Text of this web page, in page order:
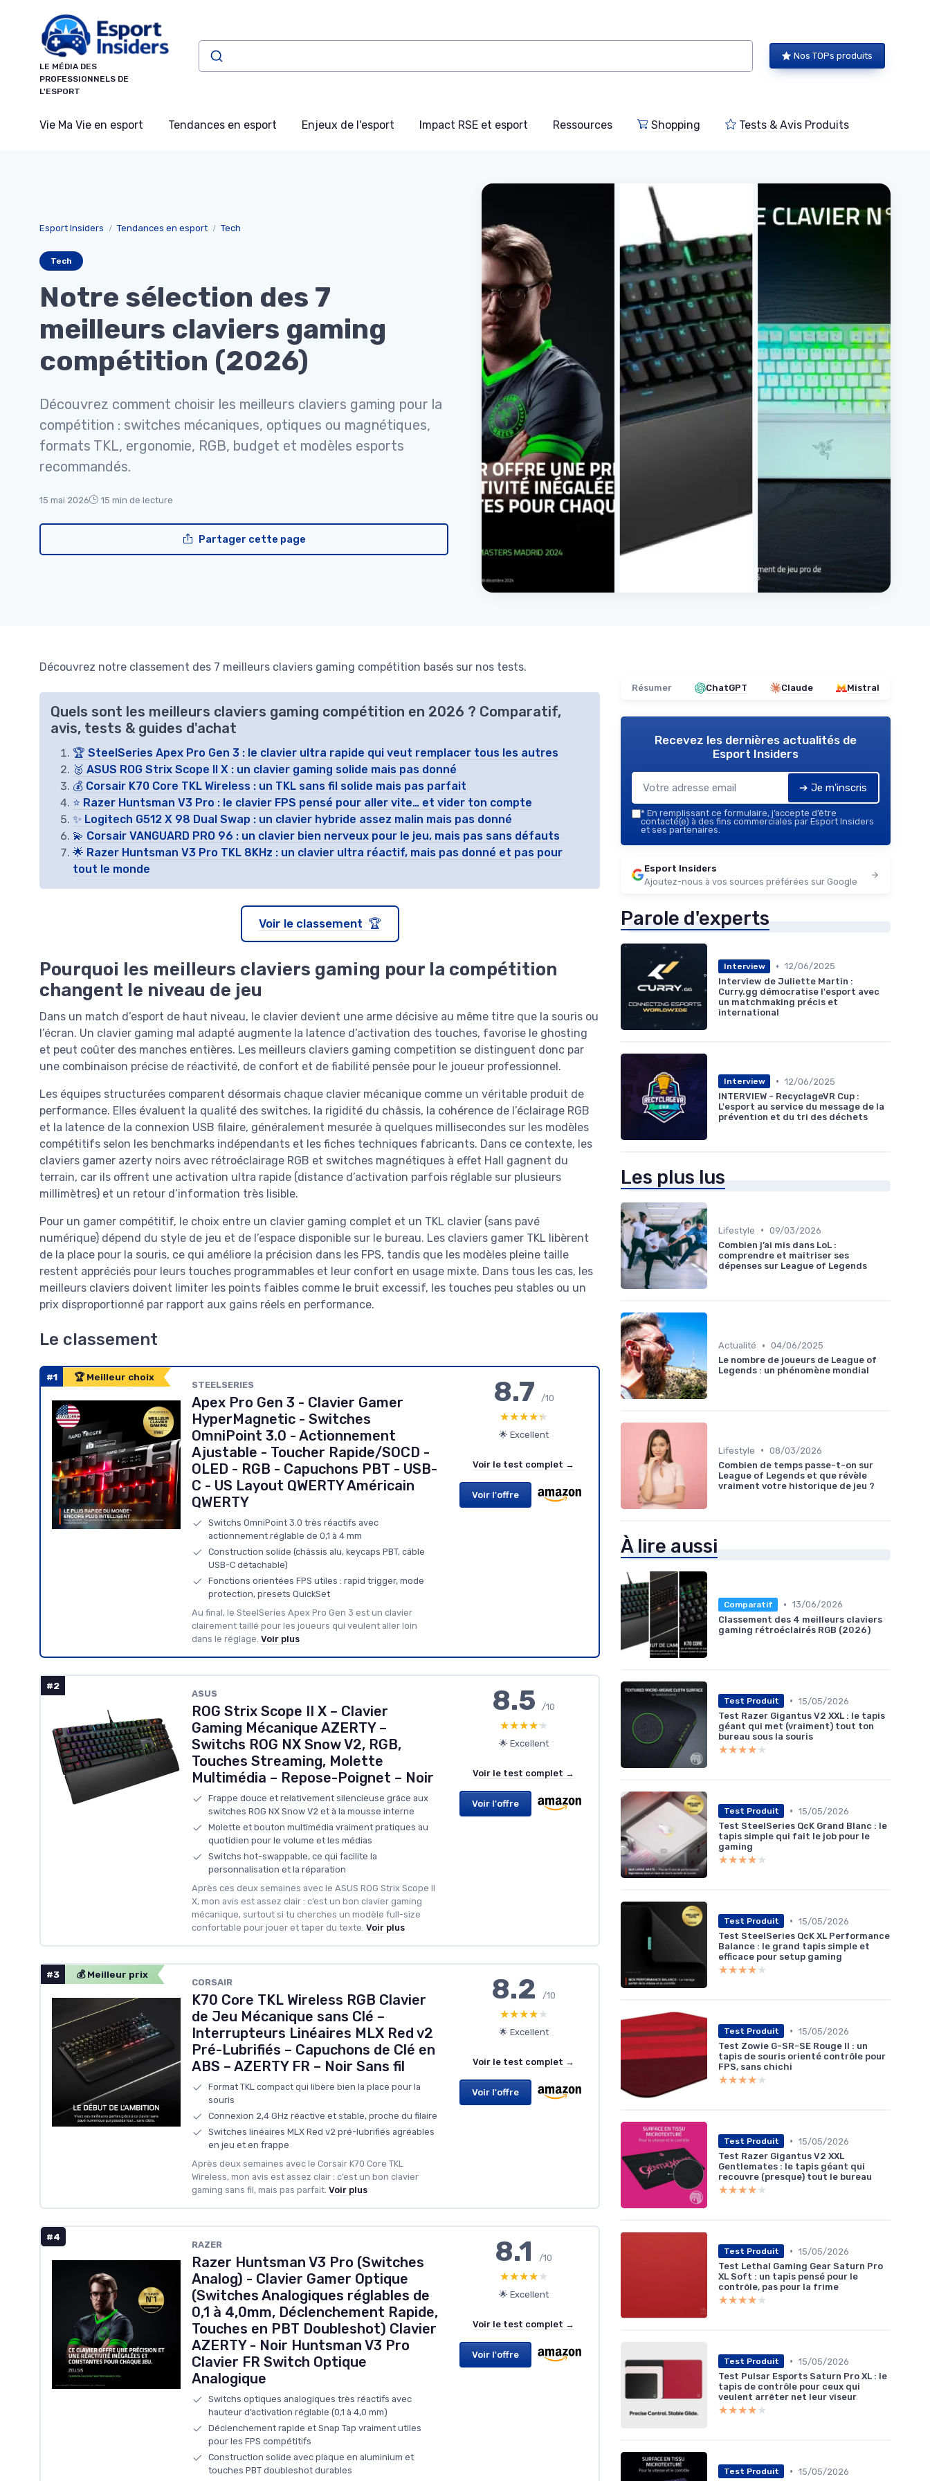
LE MÉDIA DES
PROFESSIONNELS DE
L'ESPORT
Nos TOPs produits
Vie Ma Vie en esport Tendances en esport Enjeux de l'esport Impact RSE et esport Ressources Shopping Tests & Avis Produits
Esport Insiders Tendances en esport Tech
Tech
Notre sélection des 7
meilleurs claviers gaming
compétition (2026)
Découvrez comment choisir les meilleurs claviers gaming pour la
compétition : switches mécaniques, optiques ou magnétiques,
formats TKL, ergonomie, RGB, budget et modèles esports
recommandés.
15 mai 2026 15 min de lecture
Partager cette page
Découvrez notre classement des 7 meilleurs claviers gaming compétition basés sur nos tests.
Quels sont les meilleurs claviers gaming compétition en 2026 ? Comparatif,
avis, tests & guides d'achat
🏆 SteelSeries Apex Pro Gen 3 : le clavier ultra rapide qui veut remplacer tous les autres
🥈 ASUS ROG Strix Scope II X : un clavier gaming solide mais pas donné
💰 Corsair K70 Core TKL Wireless : un TKL sans fil solide mais pas parfait
⭐ Razer Huntsman V3 Pro : le clavier FPS pensé pour aller vite… et vider ton compte
✨ Logitech G512 X 98 Dual Swap : un clavier hybride assez malin mais pas donné
💫 Corsair VANGUARD PRO 96 : un clavier bien nerveux pour le jeu, mais pas sans défauts
🌟 Razer Huntsman V3 Pro TKL 8KHz : un clavier ultra réactif, mais pas donné et pas pour
tout le monde
Voir le classement 🏆
Pourquoi les meilleurs claviers gaming pour la compétition
changent le niveau de jeu
Dans un match d’esport de haut niveau, le clavier devient une arme décisive au même titre que la souris ou
l’écran. Un clavier gaming mal adapté augmente la latence d’activation des touches, favorise le ghosting
et peut coûter des manches entières. Les meilleurs claviers gaming competition se distinguent donc par
une combinaison précise de réactivité, de confort et de fiabilité pensée pour le joueur professionnel.
Les équipes structurées comparent désormais chaque clavier mécanique comme un véritable produit de
performance. Elles évaluent la qualité des switches, la rigidité du châssis, la cohérence de l’éclairage RGB
et la latence de la connexion USB filaire, généralement mesurée à quelques millisecondes sur les modèles
compétitifs selon les benchmarks indépendants et les fiches techniques fabricants. Dans ce contexte, les
claviers gamer azerty noirs avec rétroéclairage RGB et switches magnétiques à effet Hall gagnent du
terrain, car ils offrent une activation ultra rapide (distance d’activation parfois réglable sur plusieurs
millimètres) et un retour d’information très lisible.
Pour un gamer compétitif, le choix entre un clavier gaming complet et un TKL clavier (sans pavé
numérique) dépend du style de jeu et de l’espace disponible sur le bureau. Les claviers gamer TKL libèrent
de la place pour la souris, ce qui améliore la précision dans les FPS, tandis que les modèles pleine taille
restent appréciés pour leurs touches programmables et leur confort en usage mixte. Dans tous les cas, les
meilleurs claviers doivent limiter les points faibles comme le bruit excessif, les touches peu stables ou un
prix disproportionné par rapport aux gains réels en performance.
Le classement
#1 🏆 Meilleur choix
STEELSERIES
Apex Pro Gen 3 - Clavier Gamer
HyperMagnetic - Switches
OmniPoint 3.0 - Actionnement
Ajustable - Toucher Rapide/SOCD -
OLED - RGB - Capuchons PBT - USB-
C - US Layout QWERTY Américain
QWERTY
Switchs OmniPoint 3.0 très réactifs avec
actionnement réglable de 0,1 à 4 mm
Construction solide (châssis alu, keycaps PBT, câble
USB-C détachable)
Fonctions orientées FPS utiles : rapid trigger, mode
protection, presets QuickSet
Au final, le SteelSeries Apex Pro Gen 3 est un clavier
clairement taillé pour les joueurs qui veulent aller loin
dans le réglage. Voir plus
8.7 /10
★★★★★
★★★★★
🌟 Excellent
Voir le test complet →
Voir l'offre
#2
ASUS
ROG Strix Scope II X – Clavier
Gaming Mécanique AZERTY –
Switchs ROG NX Snow V2, RGB,
Touches Streaming, Molette
Multimédia – Repose-Poignet – Noir
Frappe douce et relativement silencieuse grâce aux
switches ROG NX Snow V2 et à la mousse interne
Molette et bouton multimédia vraiment pratiques au
quotidien pour le volume et les médias
Switchs hot-swappable, ce qui facilite la
personnalisation et la réparation
Après ces deux semaines avec le ASUS ROG Strix Scope II
X, mon avis est assez clair : c’est un bon clavier gaming
mécanique, surtout si tu cherches un modèle full-size
confortable pour jouer et taper du texte. Voir plus
8.5/10
★★★★★
★★★★★
🌟 Excellent
Voir le test complet →
Voir l'offre
#3 💰 Meilleur prix
CORSAIR
K70 Core TKL Wireless RGB Clavier
de Jeu Mécanique sans Clé –
Interrupteurs Linéaires MLX Red v2
Pré-Lubrifiés – Capuchons de Clé en
ABS – AZERTY FR – Noir Sans fil
Format TKL compact qui libère bien la place pour la
souris
Connexion 2,4 GHz réactive et stable, proche du filaire
Switches linéaires MLX Red v2 pré-lubrifiés agréables
en jeu et en frappe
Après deux semaines avec le Corsair K70 Core TKL
Wireless, mon avis est assez clair : c’est un bon clavier
gaming sans fil, mais pas parfait. Voir plus
8.2/10
★★★★★
★★★★★
🌟 Excellent
Voir le test complet →
Voir l'offre
#4
RAZER
Razer Huntsman V3 Pro (Switches
Analog) - Clavier Gamer Optique
(Switches Analogiques réglables de
0,1 à 4,0mm, Déclenchement Rapide,
Touches en PBT Doubleshot) Clavier
AZERTY - Noir Huntsman V3 Pro
Clavier FR Switch Optique
Analogique
Switchs optiques analogiques très réactifs avec
hauteur d’activation réglable (0,1 à 4,0 mm)
Déclenchement rapide et Snap Tap vraiment utiles
pour les FPS compétitifs
Construction solide avec plaque en aluminium et
touches PBT doubleshot durables
8.1/10
★★★★★
★★★★★
🌟 Excellent
Voir le test complet →
Voir l'offre
Résumer ChatGPT Claude Mistral
Recevez les dernières actualités de
Esport Insiders
➔ Je m'inscris
* En remplissant ce formulaire, j’accepte d’être
contacté(e) à des fins commerciales par Esport Insiders
et ses partenaires.
Esport Insiders
Ajoutez-nous à vos sources préférées sur Google
Parole d'experts
Interview • 12/06/2025
Interview de Juliette Martin :
Curry.gg démocratise l'esport avec
un matchmaking précis et
international
Interview • 12/06/2025
INTERVIEW - RecyclageVR Cup :
L'esport au service du message de la
prévention et du tri des déchets
Les plus lus
Lifestyle • 09/03/2026
Combien j’ai mis dans LoL :
comprendre et maîtriser ses
dépenses sur League of Legends
Actualité • 04/06/2025
Le nombre de joueurs de League of
Legends : un phénomène mondial
Lifestyle • 08/03/2026
Combien de temps passe-t-on sur
League of Legends et que révèle
vraiment votre historique de jeu ?
À lire aussi
Comparatif • 13/06/2026
Classement des 4 meilleurs claviers
gaming rétroéclairés RGB (2026)
Test Produit • 15/05/2026
Test Razer Gigantus V2 XXL : le tapis
géant qui met (vraiment) tout ton
bureau sous la souris
★★★★★
★★★★★
Test Produit • 15/05/2026
Test SteelSeries QcK Grand Blanc : le
tapis simple qui fait le job pour le
gaming
★★★★★
★★★★★
Test Produit • 15/05/2026
Test SteelSeries QcK XL Performance
Balance : le grand tapis simple et
efficace pour setup gaming
★★★★★
★★★★★
Test Produit • 15/05/2026
Test Zowie G-SR-SE Rouge II : un
tapis de souris orienté contrôle pour
FPS, sans chichi
★★★★★
★★★★★
Test Produit • 15/05/2026
Test Razer Gigantus V2 XXL
Gentlemates : le tapis géant qui
recouvre (presque) tout le bureau
★★★★★
★★★★★
Test Produit • 15/05/2026
Test Lethal Gaming Gear Saturn Pro
XL Soft : un tapis pensé pour le
contrôle, pas pour la frime
★★★★★
★★★★★
Test Produit • 15/05/2026
Test Pulsar Esports Saturn Pro XL : le
tapis de contrôle pour ceux qui
veulent arrêter net leur viseur
★★★★★
★★★★★
Test Produit • 15/05/2026